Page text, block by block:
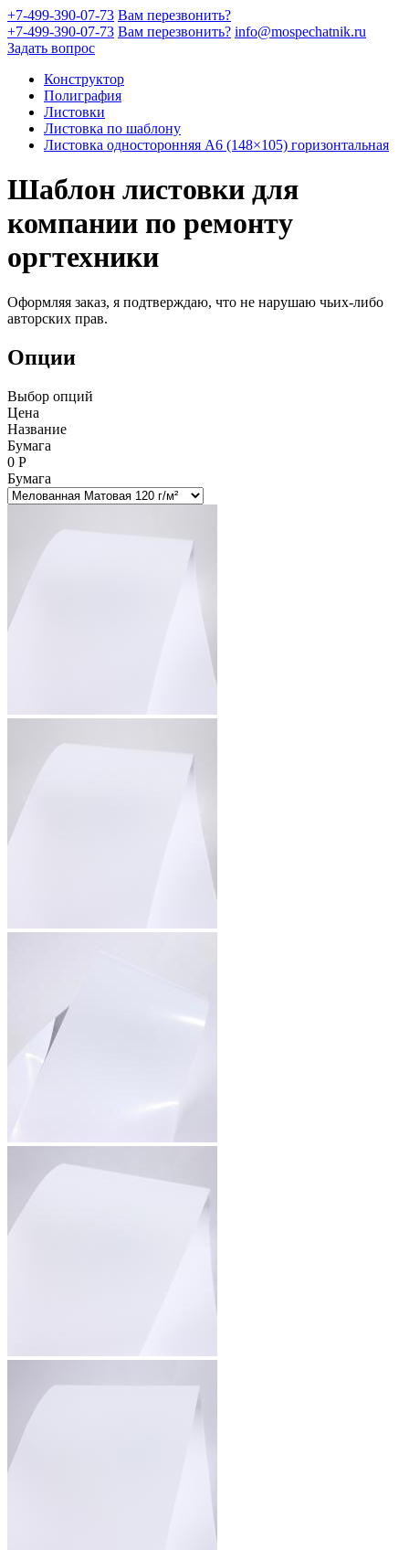
+7-499-390-07-73 Вам перезвонить?
+7-499-390-07-73 Вам перезвонить? info@mospechatnik.ru
Задать вопрос
Конструктор
Полиграфия
Листовки
Листовка по шаблону
Листовка односторонняя A6 (148×105) горизонтальная
Шаблон листовки для
компании по ремонту
оргтехники
Оформляя заказ, я подтверждаю, что не нарушаю чьих-либо
авторских прав.
Опции
Выбор опций
Цена
Название
Бумага
0 Р
Бумага